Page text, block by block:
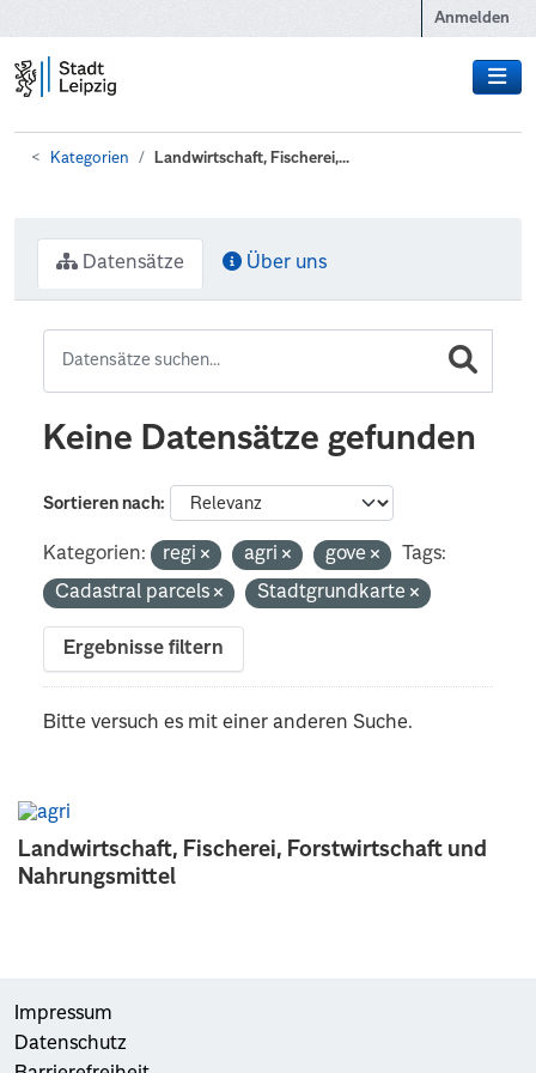
Anmelden
Kategorien Landwirtschaft, Fischerei,...
Landwirtschaft, Fischerei, Forstwirtschaft und
Nahrungsmittel
Datensätze Über uns
Keine Datensätze gefunden
Sortieren nach
Kategorien: regi agri gove
Tags:
Cadastral parcels
Stadtgrundkarte
Ergebnisse filtern
Bitte versuch es mit einer anderen Suche.
Impressum
Datenschutz